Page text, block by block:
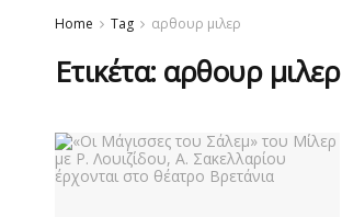
Home Tag αρθουρ μιλερ
Ετικέτα: αρθουρ μιλερ